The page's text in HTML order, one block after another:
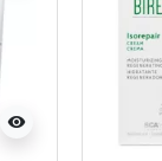
visibility